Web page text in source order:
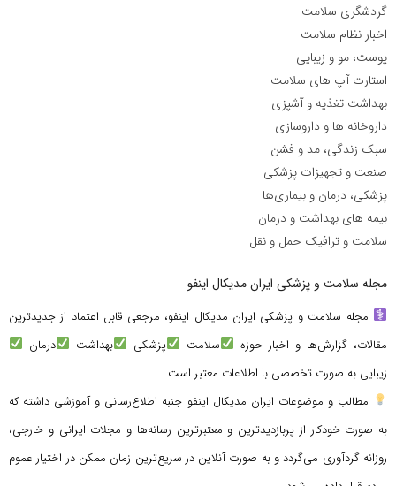
گردشگری سلامت
اخبار نظام سلامت
پوست، مو و زیبایی
استارت آپ های سلامت
بهداشت تغذیه و آشپزی
داروخانه ها و داروسازی
سبک زندگی، مد و فشن
صنعت و تجهیزات پزشکی
پزشکی، درمان و بیماری‌ها
بیمه های بهداشت و درمان
سلامت و ترافیک حمل و نقل
مجله سلامت و پزشکی ایران مدیکال اینفو
مجله سلامت و پزشکی ایران مدیکال اینفو، مرجعی قابل اعتماد از جدیدترین
مقالات، گزارش‌ها و اخبار حوزه
سلامت پزشکی بهداشت
درمان
زیبایی به صورت تخصصی با اطلاعات معتبر است.
مطالب و موضوعات ایران مدیکال اینفو جنبه اطلاع‌رسانی و آموزشی داشته که
به صورت خودکار از پربازدیدترین و معتبرترین رسانه‌ها و مجلات ایرانی و خارجی،
روزانه گردآوری می‌گردد و به صورت آنلاین در سریع‌ترین زمان ممکن در اختیار عموم